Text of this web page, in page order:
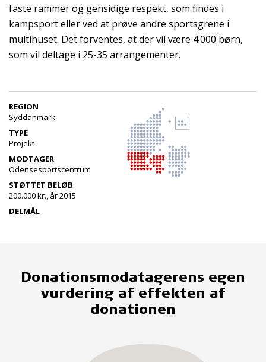
faste rammer og gensidige respekt, som findes i
kampsport eller ved at prøve andre sportsgrene i
multihuset. Det forventes, at der vil være 4.000 børn,
som vil deltage i 25-35 arrangementer.
REGION
Syddanmark
TYPE
Projekt
MODTAGER
Odensesportscentrum
STØTTET BELØB
200.000 kr., år 2015
DELMÅL
Donationsmodatagerens egen
vurdering af effekten af
donationen